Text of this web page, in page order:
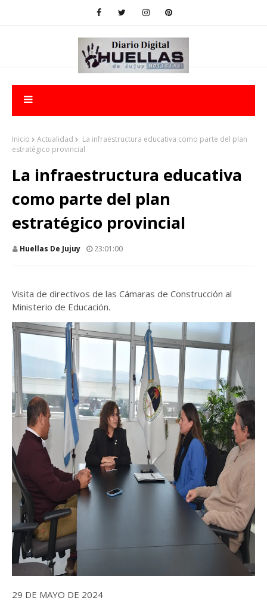
Inicio Actualidad
La infraestructura educativa como parte del plan
estratégico provincial
La infraestructura educativa
como parte del plan
estratégico provincial
Huellas De Jujuy 23:01:00
Visita de directivos de las Cámaras de Construcción al
Ministerio de Educación.
29 DE MAYO DE 2024